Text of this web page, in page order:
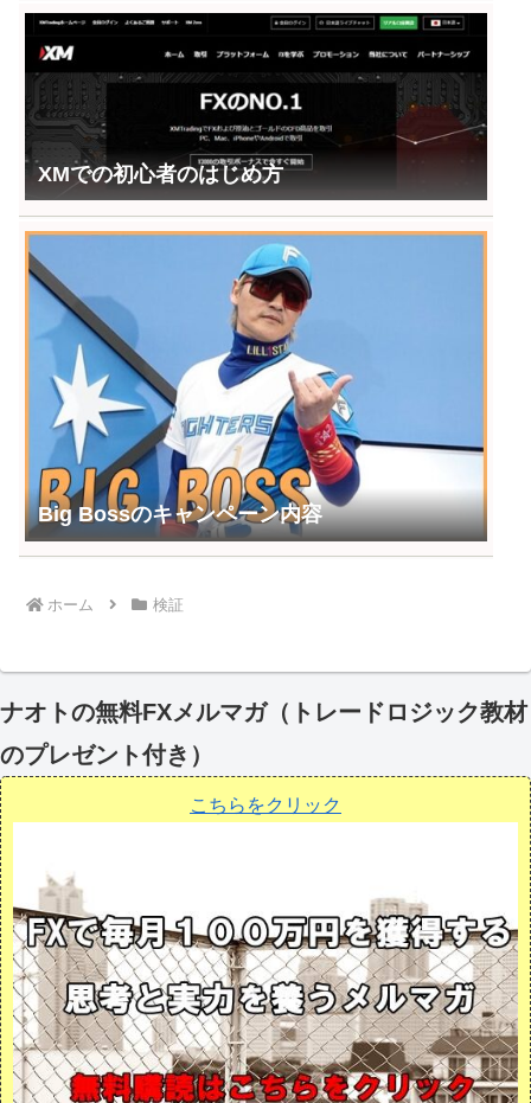
XMでの初心者のはじめ方
Big Bossのキャンペーン内容
ホーム 検証
ナオトの無料FXメルマガ（トレードロジック教材
のプレゼント付き）
こちらをクリック